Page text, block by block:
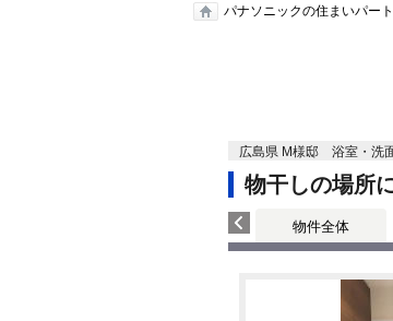
パナソニックの住まいパー
広島県 M様邸 浴室・洗
物干しの場所
物件全体